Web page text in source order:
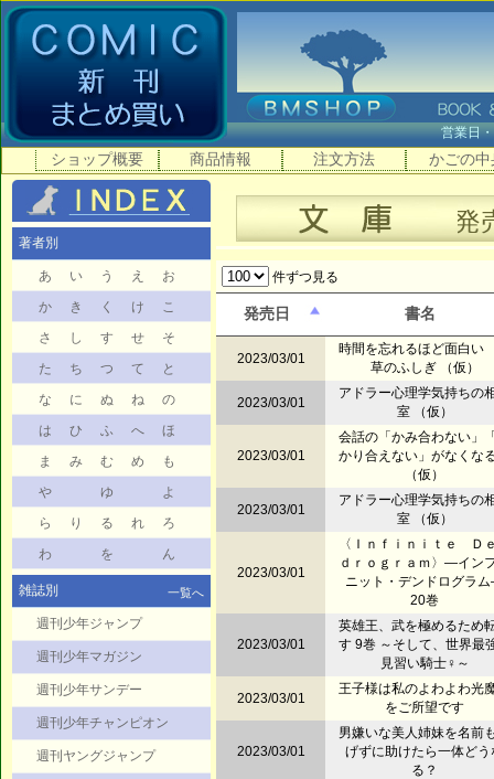
営業
ショップ概要 商品情報 注文方法 かごの中
著者別
あ い う え
お
か
き く け
こ
さ
し す せ
そ
た
ち つ て
と
な
に ぬ ね
の
は
ひ ふ へ
ほ
ま
み む め
も
や
ゆ
よ
ら
り る れ
ろ
わ
を ん
雑誌別 一覧へ
週刊少年ジャンプ
週刊少年マガジン
週刊少年サンデー
週刊少年チャンピオン
週刊ヤングジャンプ
件ずつ見る
発売日 書名
2023/03/01
時間を忘れるほど面白
草のふしぎ （仮）
2023/03/01
アドラー心理学気持ちの
室 （仮）
2023/03/01
会話の「かみ合わない」
かり合えない」がなくな
（仮）
2023/03/01
アドラー心理学気持ちの
室 （仮）
2023/03/01
〈Ｉｎｆｉｎｉｔｅ Ｄ
ｄｒｏｇｒａｍ〉―イン
ニット・デンドログラ
20巻
2023/03/01
英雄王、武を極めるため
す 9巻 ～そして、世界最
見習い騎士♀～
2023/03/01
王子様は私のよわよわ光
をご所望です
2023/03/01
男嫌いな美人姉妹を名前
げずに助けたら一体どう
る？